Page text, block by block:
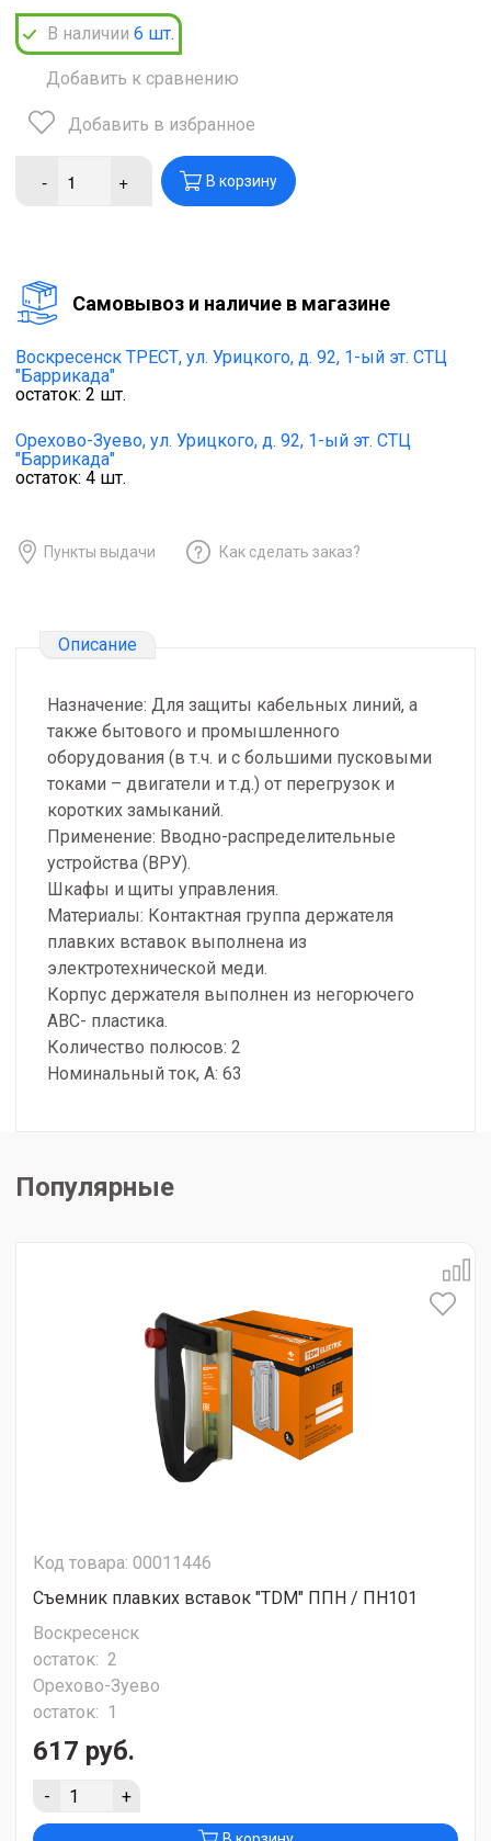
В наличии 6 шт.
Добавить к сравнению
Добавить в избранное
- + В корзину
Cамовывоз и наличие в магазине
Воскресенск ТРЕСТ, ул. Урицкого, д. 92, 1-ый эт. СТЦ
"Баррикада"
остаток: 2 шт.
Орехово-Зуево, ул. Урицкого, д. 92, 1-ый эт. СТЦ
"Баррикада"
остаток: 4 шт.
Пункты выдачи Как сделать заказ?
Описание
Назначение: Для защиты кабельных линий, а
также бытового и промышленного
оборудования (в т.ч. и с большими пусковыми
токами – двигатели и т.д.) от перегрузок и
коротких замыканий.
Применение: Вводно-распределительные
устройства (ВРУ).
Шкафы и щиты управления.
Материалы: Контактная группа держателя
плавких вставок выполнена из
электротехнической меди.
Корпус держателя выполнен из негорючего
АВС- пластика.
Количество полюсов: 2
Номинальный ток, А: 63
Популярные
Код товара: 00011446
Съемник плавких вставок "TDM" ППН / ПН101
Воскресенск
остаток: 2
Орехово-Зуево
остаток: 1
617 руб.
- +